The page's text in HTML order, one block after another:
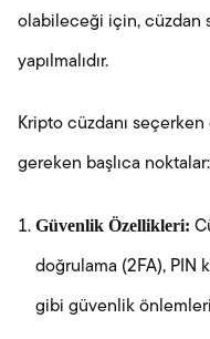
olabileceği için, cüzdan
yapılmalıdır.
Kripto cüzdanı
gereken başlıca noktalar:
Güvenlik Özellikleri:
doğrulama (2FA), PIN
gibi güvenlik önlemleri